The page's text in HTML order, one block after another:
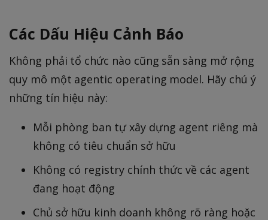
Các Dấu Hiệu Cảnh Báo
Không phải tổ chức nào cũng sẵn sàng mở rộng
quy mô một agentic operating model. Hãy chú ý
những tín hiệu này:
Mỗi phòng ban tự xây dựng agent riêng mà
không có tiêu chuẩn sở hữu
Không có registry chính thức về các agent
đang hoạt động
Chủ sở hữu kinh doanh không rõ ràng hoặc